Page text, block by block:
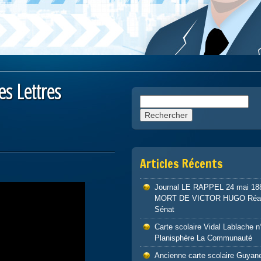
Lettres
Articles Récents
Journal LE RAPPEL 24 mai
MORT DE VICTOR HUGO
Sénat
Carte scolaire Vidal Lablache
Planisphère La Communauté
Ancienne carte scolaire